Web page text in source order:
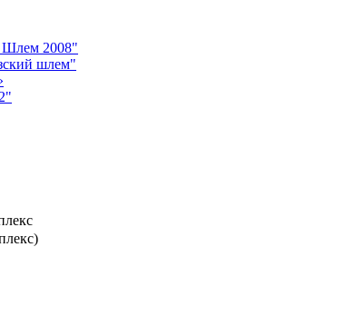
Шлем 2008"
шлем"